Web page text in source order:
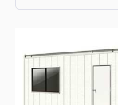
製品特長と納入ま